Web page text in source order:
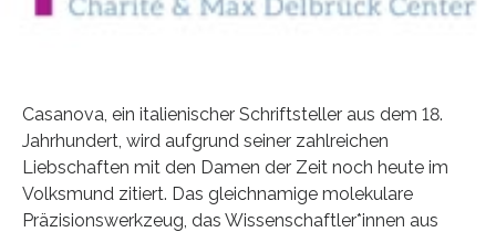
Casanova, ein italienischer Schriftsteller aus dem 18.
Jahrhundert, wird aufgrund seiner zahlreichen
Liebschaften mit den Damen der Zeit noch heute im
Volksmund zitiert. Das gleichnamige molekulare
Präzisionswerkzeug, das Wissenschaftler*innen aus